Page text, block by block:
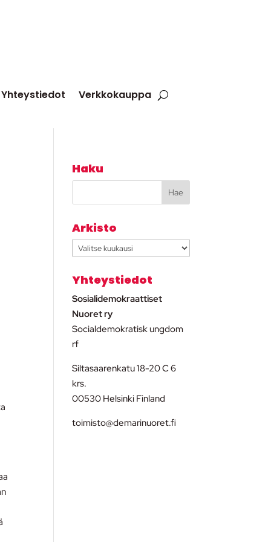
Yhteystiedot Verkkokauppa
Haku
Arkisto
Arkisto
Yhteystiedot
Sosialidemokraattiset
Nuoret ry
Socialdemokratisk ungdom
rf
Siltasaarenkatu 18-20 C 6
krs.
00530 Helsinki Finland
toimisto@demarinuoret.fi